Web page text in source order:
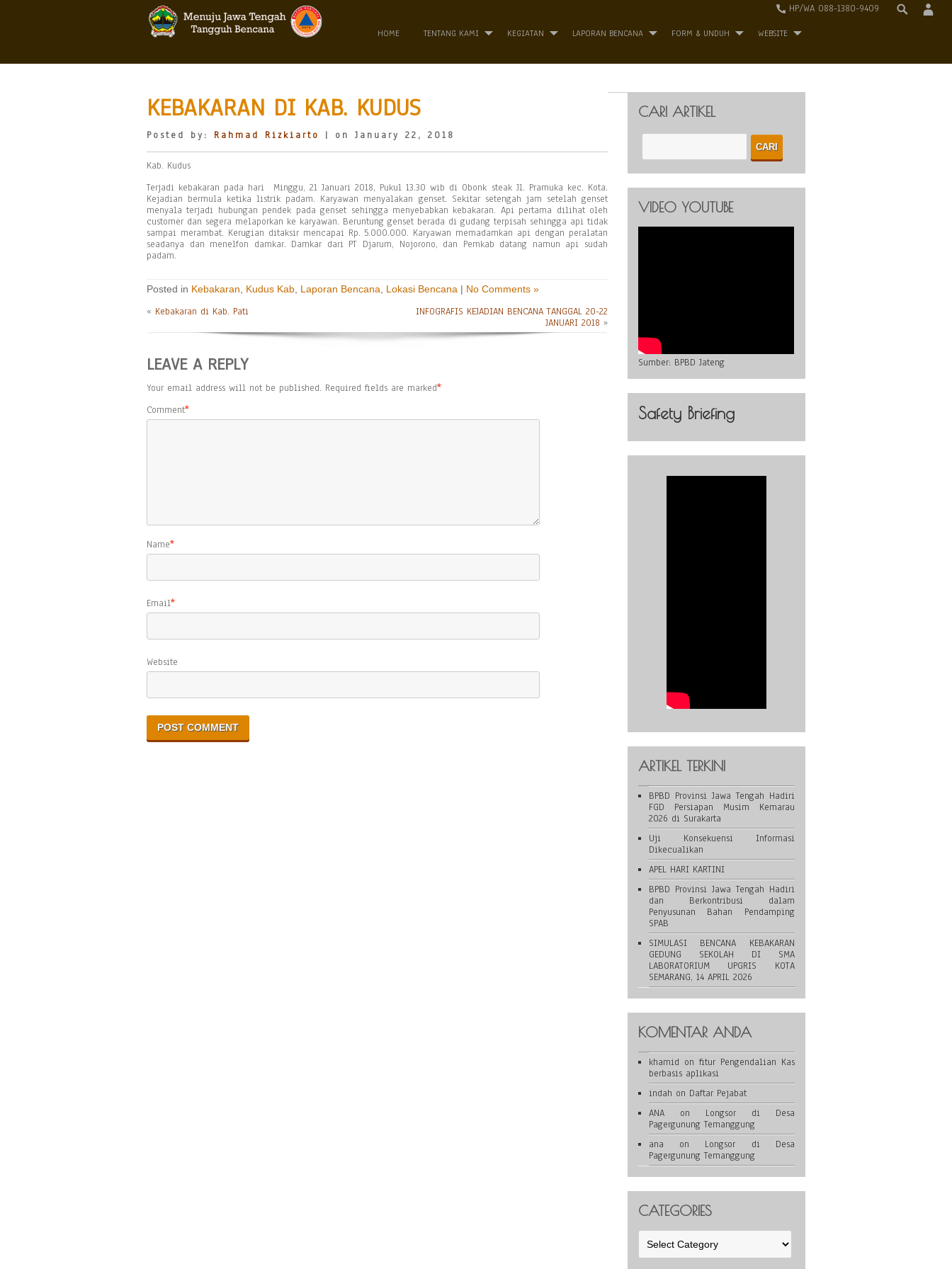
HP/WA 088-1380-9409
HOME TENTANG KAMI KEGIATAN LAPORAN BENCANA FORM & UNDUH WEBSITE
KEBAKARAN DI KAB. KUDUS
Posted by: Rahmad Rizkiarto | on January 22, 2018
Kab. Kudus
Terjadi kebakaran pada hari Minggu, 21 Januari 2018, Pukul 13.30 wib di Obonk steak Jl. Pramuka kec. Kota.
Kejadian bermula ketika listrik padam. Karyawan menyalakan genset. Sekitar setengah jam setelah genset
menyala terjadi hubungan pendek pada genset sehingga menyebabkan kebakaran. Api pertama dilihat oleh
customer dan segera melaporkan ke karyawan. Beruntung genset berada di gudang terpisah sehingga api tidak
sampai merambat. Kerugian ditaksir mencapai Rp. 5.000.000. Karyawan memadamkan api dengan peralatan
seadanya dan menelfon damkar. Damkar dari PT Djarum, Nojorono, dan Pemkab datang namun api sudah
padam.
Posted in Kebakaran Kudus Kab Laporan Bencana Lokasi Bencana | No Comments »
« Kebakaran di Kab. Pati
INFOGRAFIS KEJADIAN BENCANA TANGGAL 20-22
JANUARI 2018 »
LEAVE A REPLY
Your email address will not be published. Required fields are marked*
Comment*
Name*
Email*
Website
CARI ARTIKEL
VIDEO YOUTUBE
Sumber: BPBD Jateng
Safety Briefing
ARTIKEL TERKINI
BPBD Provinsi Jawa Tengah Hadiri
FGD Persiapan Musim Kemarau
2026 di Surakarta
Uji Konsekuensi Informasi
Dikecualikan
APEL HARI KARTINI
BPBD Provinsi Jawa Tengah Hadiri
dan Berkontribusi dalam
Penyusunan Bahan Pendamping
SPAB
SIMULASI BENCANA KEBAKARAN
GEDUNG SEKOLAH DI SMA
LABORATORIUM UPGRIS KOTA
SEMARANG, 14 APRIL 2026
KOMENTAR ANDA
khamid on fitur Pengendalian Kas
berbasis aplikasi
indah on Daftar Pejabat
ANAon Longsor di Desa
Pagergunung Temanggung
ana on Longsor di Desa
Pagergunung Temanggung
CATEGORIES
Categories